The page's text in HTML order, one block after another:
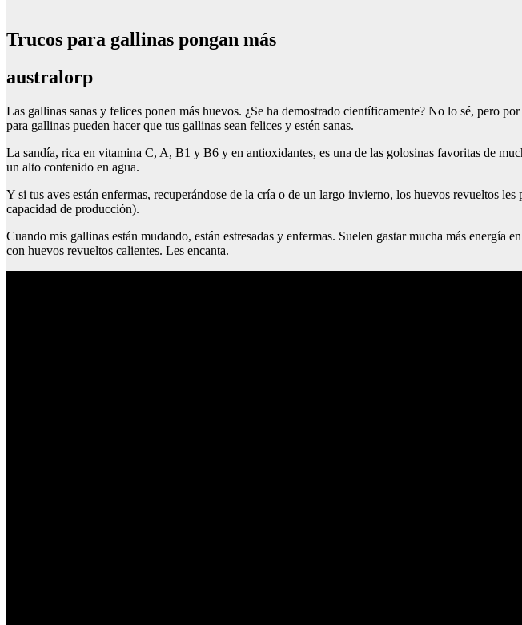
Trucos para gallinas pongan más
australorp
Las gallinas sanas y felices ponen más huevos. ¿Se ha demostrado científicamente? No lo sé, pero
para gallinas pueden hacer que tus gallinas sean felices y estén sanas.
La sandía, rica en vitamina C, A, B1 y B6 y en antioxidantes, es una de las golosinas favoritas de
un alto contenido en agua.
Y si tus aves están enfermas, recuperándose de la cría o de un largo invierno, los huevos revueltos
capacidad de producción).
Cuando mis gallinas están mudando, están estresadas y enfermas. Suelen gastar mucha más energía
con huevos revueltos calientes. Les encanta.